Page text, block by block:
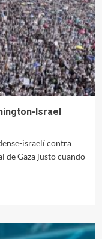
Israel
israelí contra
de Gaza justo cuando